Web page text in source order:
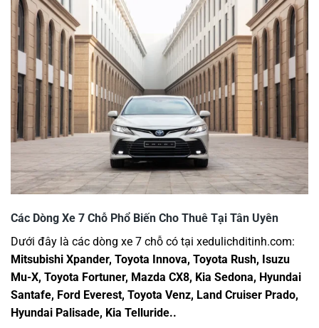
Các Dòng Xe 7 Chỗ Phổ Biến Cho Thuê Tại Tân Uyên
Dưới đây là các dòng xe 7 chỗ có tại xedulichditinh.com:
Mitsubishi Xpander, Toyota Innova, Toyota Rush, Isuzu
Mu-X, Toyota Fortuner, Mazda CX8, Kia Sedona, Hyundai
Santafe, Ford Everest, Toyota Venz, Land Cruiser Prado,
Hyundai Palisade, Kia Telluride..